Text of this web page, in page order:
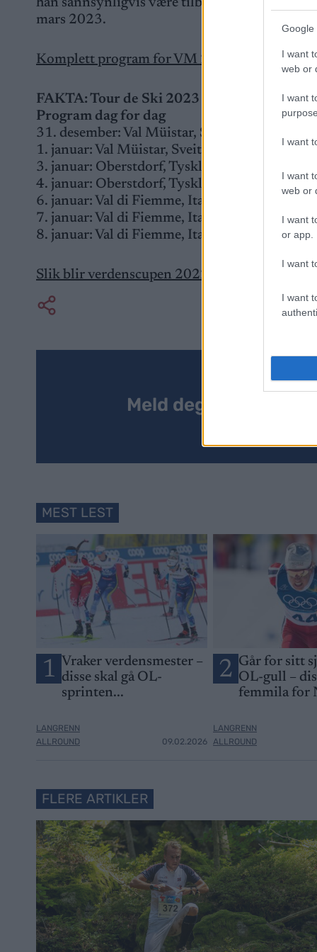
Google
I want
web or
I want
I want
I want
web or
I want
or app.
I want
I want
mars 2023.
Komplett program for VM 2023
FAKTA: Tour de Ski 2023
Program dag for dag
31. desember: Val Müistar, Sveits – sprint fristil
1. januar: Val Müistar, Sveits – 10km klassisk,
3. januar: Oberstdorf, Tyskland – 10km klassisk
4. januar: Oberstdorf, Tyskland – 20km fristil,
6. januar: Val di Fiemme, Italia – sprint klassisk
7. januar: Val di Fiemme, Italia – 15km
8. januar: Val di Fiemme, Italia –
Slik blir verdenscupen 2022/23
Meld deg på vårt
MEST LEST
1 Vraker verdensmester –
disse skal gå OL-
sprinten...
LANGRENN
ALLROUND
09.02.2026
2 Går for sitt
OL-gull –
femmila for
LANGRENN
ALLROUND
FLERE ARTIKLER